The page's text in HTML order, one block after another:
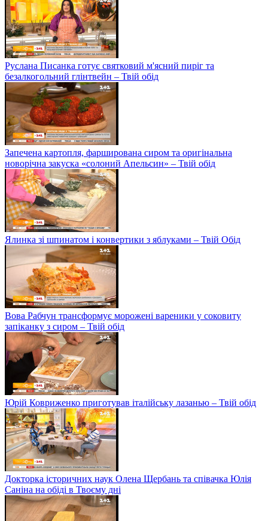
Руслана Писанка готує святковий м'ясний пиріг та
безалкогольний глінтвейн – Твій обід
Запечена картопля, фарширована сиром та оригінальна
новорічна закуска «солоний Апельсин» – Твій обід
Ялинка зі шпинатом і конвертики з яблуками – Твій Обід
Вова Рабчун трансформує морожені вареники у соковиту
запіканку з сиром – Твій обід
Юрій Ковриженко приготував італійську лазанью – Твій обід
Докторка історичних наук Олена Щербань та співачка Юлія
Саніна на обіді в Твоєму дні